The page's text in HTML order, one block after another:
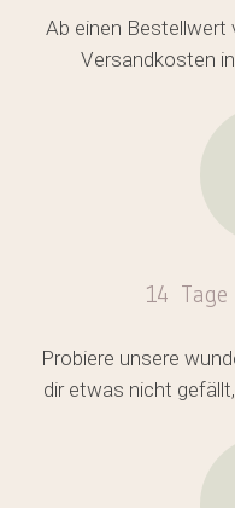
Es
Ab einen Bestellwert
Versandkosten
14
Probiere unsere
dir etwas nicht